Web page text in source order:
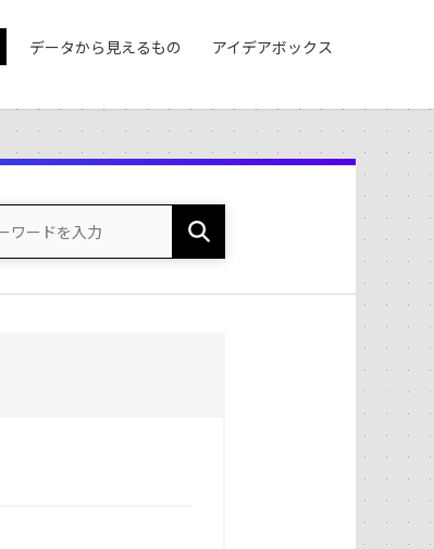
データから見えるもの アイデアボックス